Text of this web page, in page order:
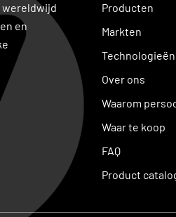
wereldwijd
en
Producten
Markten
Technologieën
Over ons
Waarom
Waar te koop
FAQ
Product